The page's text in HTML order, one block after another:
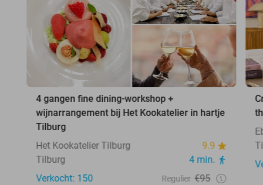
4 gangen fine dining-workshop +
wijnarrangement bij Het Kookatelier in hartje
Tilburg
Het Kookatelier Tilburg
9.9
Tilburg
4 min.
Verkocht: 150
Regulier €95